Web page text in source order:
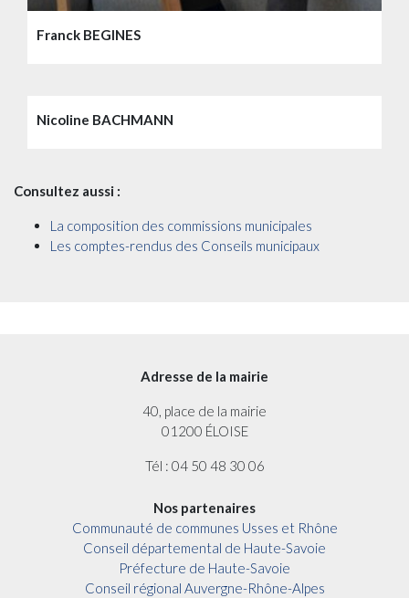
Franck BEGINES
Nicoline BACHMANN
Consultez aussi :
La composition des commissions municipales
Les comptes-rendus des Conseils municipaux
Adresse de la mairie
40, place de la mairie
01200 ÉLOISE
Tél : 04 50 48 30 06
Nos partenaires
Communauté de communes Usses et Rhône
Conseil départemental de Haute-Savoie
Préfecture de Haute-Savoie
Conseil régional Auvergne-Rhône-Alpes